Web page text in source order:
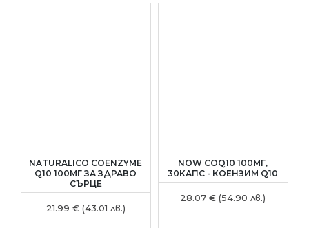
NATURALICO COENZYME
Q10 100МГ ЗА ЗДРАВО
СЪРЦЕ
21.99 € (43.01 лв.)
NOW COQ10 100МГ,
30КАПС - КОЕНЗИМ Q10
28.07 € (54.90 лв.)